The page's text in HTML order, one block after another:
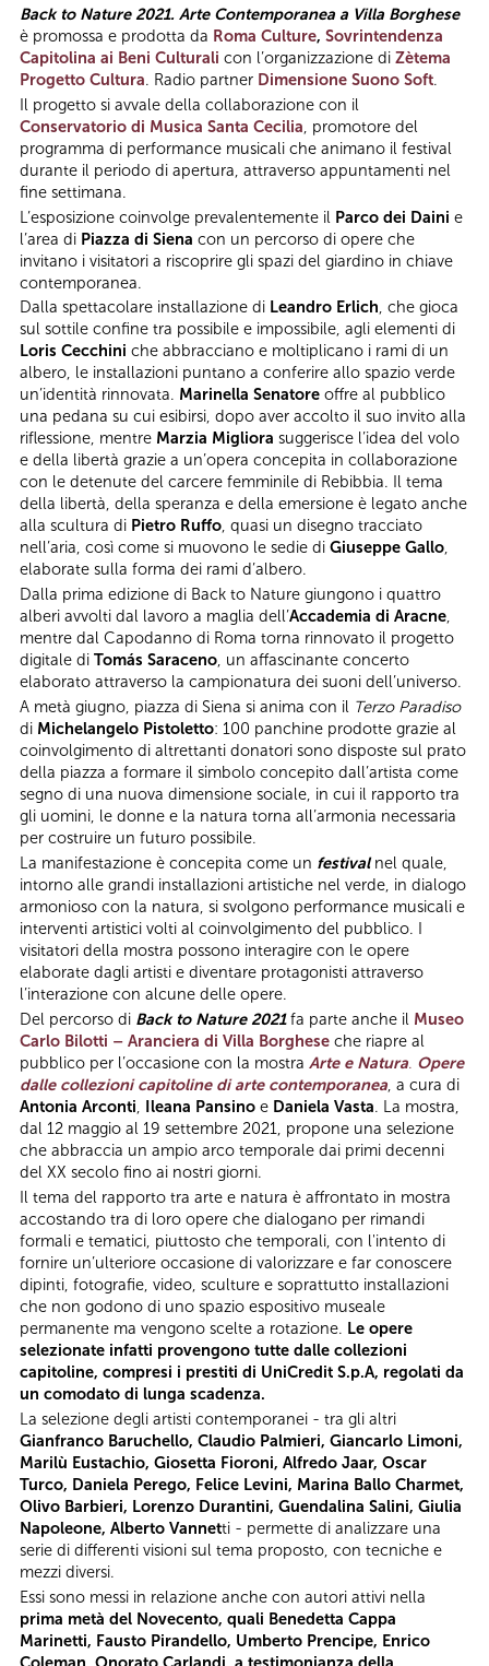
Back to Nature 2021. Arte Contemporanea a Villa Borghese
è promossa e prodotta da Roma Culture, Sovrintendenza
Capitolina ai Beni Culturali con l’organizzazione di Zètema
Progetto Cultura. Radio partner Dimensione Suono Soft.
Il progetto si avvale della collaborazione con il
Conservatorio di Musica Santa Cecilia, promotore del
programma di performance musicali che animano il festival
durante il periodo di apertura, attraverso appuntamenti nel
fine settimana.
L’esposizione coinvolge prevalentemente il Parco dei Daini e
l’area di Piazza di Siena con un percorso di opere che
invitano i visitatori a riscoprire gli spazi del giardino in chiave
contemporanea.
Dalla spettacolare installazione di Leandro Erlich, che gioca
sul sottile confine tra possibile e impossibile, agli elementi di
Loris Cecchini che abbracciano e moltiplicano i rami di un
albero, le installazioni puntano a conferire allo spazio verde
un’identità rinnovata. Marinella Senatore offre al pubblico
una pedana su cui esibirsi, dopo aver accolto il suo invito alla
riflessione, mentre Marzia Migliora suggerisce l’idea del volo
e della libertà grazie a un’opera concepita in collaborazione
con le detenute del carcere femminile di Rebibbia. Il tema
della libertà, della speranza e della emersione è legato anche
alla scultura di Pietro Ruffo, quasi un disegno tracciato
nell’aria, così come si muovono le sedie di Giuseppe Gallo,
elaborate sulla forma dei rami d’albero.
Dalla prima edizione di Back to Nature giungono i quattro
alberi avvolti dal lavoro a maglia dell’Accademia di Aracne,
mentre dal Capodanno di Roma torna rinnovato il progetto
digitale di Tomás Saraceno, un affascinante concerto
elaborato attraverso la campionatura dei suoni dell’universo.
A metà giugno, piazza di Siena si anima con il Terzo Paradiso
di Michelangelo Pistoletto: 100 panchine prodotte grazie al
coinvolgimento di altrettanti donatori sono disposte sul prato
della piazza a formare il simbolo concepito dall’artista come
segno di una nuova dimensione sociale, in cui il rapporto tra
gli uomini, le donne e la natura torna all’armonia necessaria
per costruire un futuro possibile.
La manifestazione è concepita come un festivalnel quale,
intorno alle grandi installazioni artistiche nel verde, in dialogo
armonioso con la natura, si svolgono performance musicali e
interventi artistici volti al coinvolgimento del pubblico. I
visitatori della mostra possono interagire con le opere
elaborate dagli artisti e diventare protagonisti attraverso
l’interazione con alcune delle opere.
Del percorso di Back to Nature 2021fa parte anche il Museo
Carlo Bilotti – Aranciera di Villa Borghese che riapre al
pubblico per l’occasione con la mostra Arte e Natura. Opere
dalle collezioni capitoline di arte contemporanea, a cura di
Antonia Arconti, Ileana Pansino e Daniela Vasta. La mostra,
dal 12 maggio al 19 settembre 2021, propone una selezione
che abbraccia un ampio arco temporale dai primi decenni
del XX secolo fino ai nostri giorni.
Il tema del rapporto tra arte e natura è affrontato in mostra
accostando tra di loro opere che dialogano per rimandi
formali e tematici, piuttosto che temporali, con l'intento di
fornire un’ulteriore occasione di valorizzare e far conoscere
dipinti, fotografie, video, sculture e soprattutto installazioni
che non godono di uno spazio espositivo museale
permanente ma vengono scelte a rotazione. Le opere
selezionate infatti provengono tutte dalle collezioni
capitoline, compresi i prestiti di UniCredit S.p.A, regolati da
un comodato di lunga scadenza.
La selezione degli artisti contemporanei - tra gli altri
Gianfranco Baruchello, Claudio Palmieri, Giancarlo Limoni,
Marilù Eustachio, Giosetta Fioroni, Alfredo Jaar, Oscar
Turco, Daniela Perego, Felice Levini, Marina Ballo Charmet,
Olivo Barbieri, Lorenzo Durantini, Guendalina Salini, Giulia
Napoleone, Alberto Vannetti - permette di analizzare una
serie di differenti visioni sul tema proposto, con tecniche e
mezzi diversi.
Essi sono messi in relazione anche con autori attivi nella
prima metà del Novecento, quali Benedetta Cappa
Marinetti, Fausto Pirandello, Umberto Prencipe, Enrico